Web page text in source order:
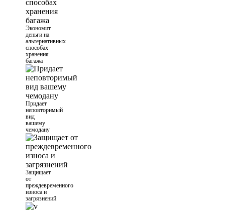
Экономит
деньги на
альтернативных
способах
хранения
багажа
Придает
неповторимый
вид
вашему
чемодану
Защищает
от
преждевременного
износа и
загрязнений